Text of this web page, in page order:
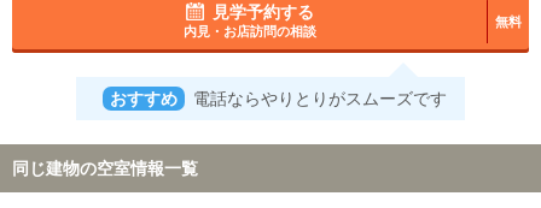
見学予約する
内見・お店訪問の相談
無料
おすすめ 電話ならやりとりがスムーズです
同じ建物の空室情報一覧